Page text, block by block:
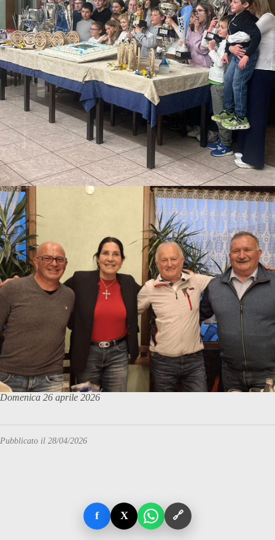
Domenica 26 aprile 2026
Pubblicato il 28/04/2026
f X 🔗